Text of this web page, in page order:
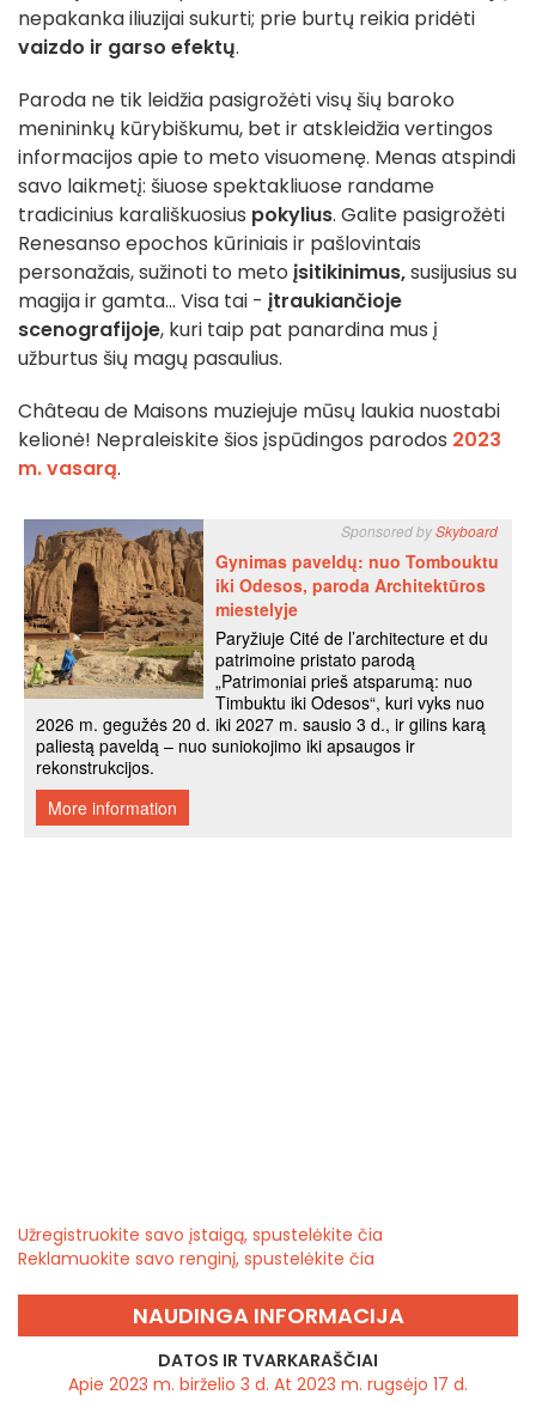
nepakanka iliuzijai sukurti; prie burtų reikia pridėti
vaizdo ir garso efektų.
Paroda ne tik leidžia pasigrožėti visų šių baroko
menininkų kūrybiškumu, bet ir atskleidžia vertingos
informacijos apie to meto visuomenę. Menas atspindi
savo laikmetį: šiuose spektakliuose randame
tradicinius karališkuosius pokylius. Galite pasigrožėti
Renesanso epochos kūriniais ir pašlovintais
personažais, sužinoti to meto įsitikinimus,susijusius su
magija ir gamta... Visa tai - įtraukiančioje
scenografijoje, kuri taip pat panardina mus į
užburtus šių magų pasaulius.
Château de Maisons muziejuje mūsų laukia nuostabi
kelionė! Nepraleiskite šios įspūdingos parodos 2023
m. vasarą.
Užregistruokite savo įstaigą, spustelėkite čia
Reklamuokite savo renginį, spustelėkite čia
NAUDINGA INFORMACIJA
DATOS IR TVARKARAŠČIAI
Apie 2023 m. birželio 3 d. At 2023 m. rugsėjo 17 d.